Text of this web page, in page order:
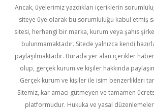
Ancak, üyelerimiz yazdıkları içeriklerin
siteye üye olarak bu sorumluluğu kabul etmiş
sitesi, herhangi bir marka, kurum veya şahıs
bulunmamaktadır. Sitede yalnızca kendi
paylaşılmaktadır. Burada yer alan içerikler
olup, gerçek kurum ve kişiler hakkında
Gerçek kurum ve kişiler ile isim benzerlikleri
Sitemiz, kar amacı gütmeyen ve tamamen
platformudur. Hukuka ve yasal